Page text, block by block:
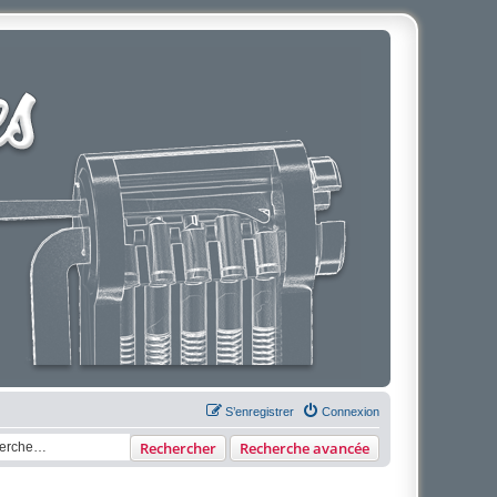
Connexion
S’enregistrer
Rechercher Recherche avancée